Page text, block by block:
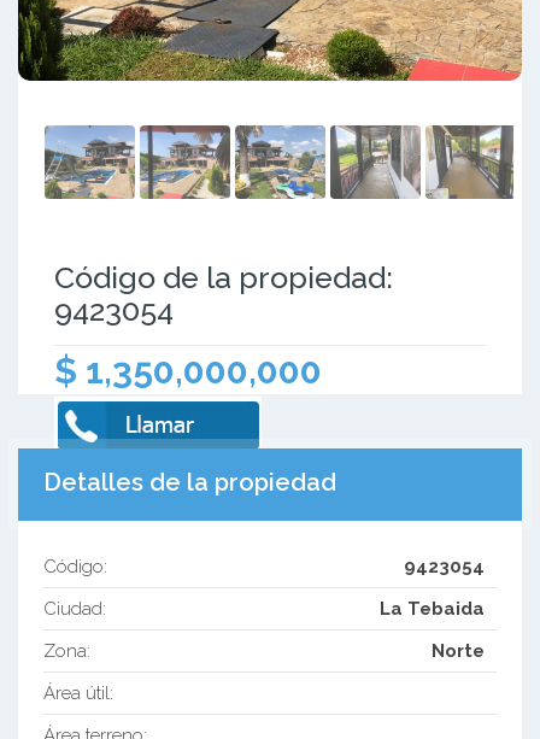
Código de la propiedad:
9423054
$ 1,350,000,000
Detalles de la propiedad
Código:
9423054
Ciudad:
La Tebaida
Zona:
Norte
Área útil: